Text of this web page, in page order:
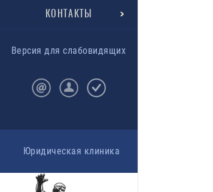
КОНТАКТЫ
Версия для слабовидящих
Юридическая клиника